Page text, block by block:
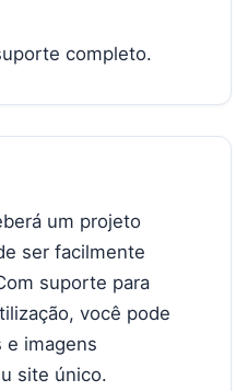
completo.
um projeto
ser facilmente
suporte para
você pode
e imagens
site único.